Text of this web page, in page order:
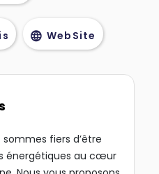
language WebSite
sommes fiers d’être
énergétiques au cœur